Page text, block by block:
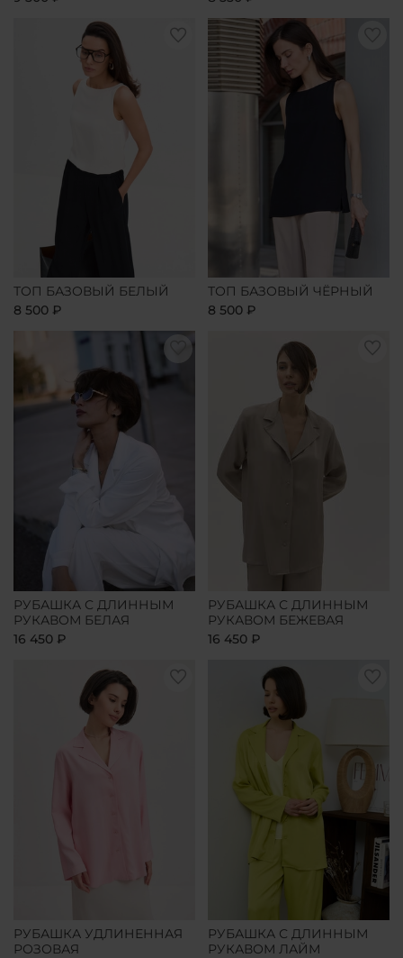
ТОП БАЗОВЫЙ БЕЛЫЙ
8 500 ₽
ТОП БАЗОВЫЙ ЧЁРНЫЙ
8 500 ₽
РУБАШКА С ДЛИННЫМ
РУКАВОМ БЕЛАЯ
16 450 ₽
РУБАШКА С ДЛИННЫМ
РУКАВОМ БЕЖЕВАЯ
16 450 ₽
РУБАШКА УДЛИНЕННАЯ
РОЗОВАЯ
РУБАШКА С ДЛИННЫМ
РУКАВОМ ЛАЙМ